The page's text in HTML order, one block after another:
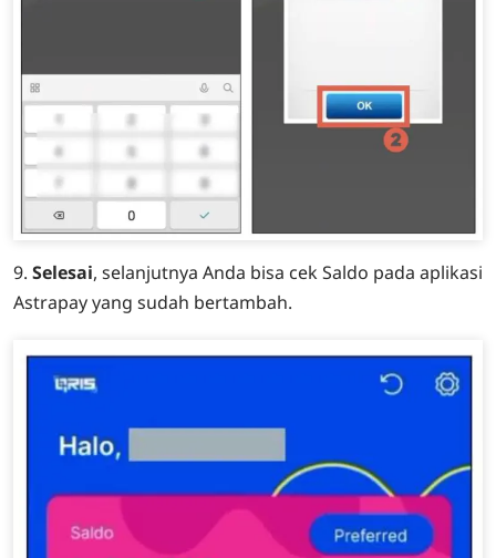
9. Selesai, selanjutnya Anda bisa cek Saldo pada aplikasi
Astrapay yang sudah bertambah.